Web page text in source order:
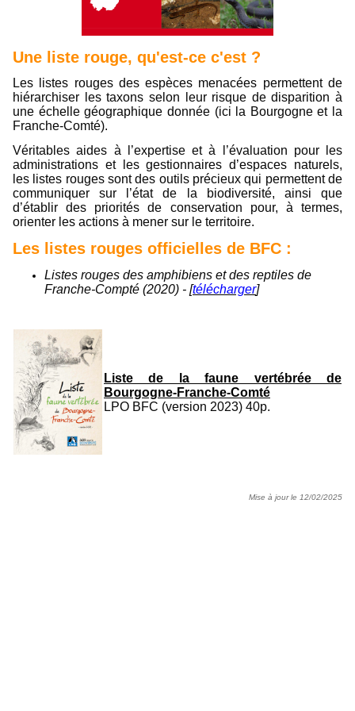
Une liste rouge, qu'est-ce c'est ?
Les listes rouges des espèces menacées permettent de
hiérarchiser les taxons selon leur risque de disparition à
une échelle géographique donnée (ici la Bourgogne et la
Franche-Comté).
Véritables aides à l’expertise et à l’évaluation pour les
administrations et les gestionnaires d’espaces naturels,
les listes rouges sont des outils précieux qui permettent de
communiquer sur l’état de la biodiversité, ainsi que
d’établir des priorités de conservation pour, à termes,
orienter les actions à mener sur le territoire.
Les listes rouges officielles de BFC :
Listes rouges des amphibiens et des reptiles de
Franche-Compté (2020) - [télécharger]
Liste de la faune vertébrée de
Bourgogne-Franche-Comté
LPO BFC (version 2023) 40p.
Mise à jour le 12/02/2025